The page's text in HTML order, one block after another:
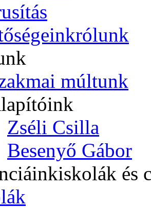
rólunk
múltunk
Zséli Csilla
Besenyő Gábor
iskolák és